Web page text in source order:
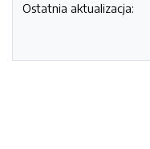
Ostatnia aktualizacja: